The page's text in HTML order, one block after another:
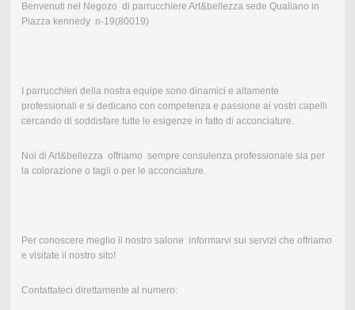
Benvenuti nel Negozo di parrucchiere Art&bellezza sede Qualiano in
Piazza kennedy n-19(80019)
I parrucchieri della nostra equipe sono dinamici e altamente
professionali e si dedicano con competenza e passione ai vostri capelli
cercando di soddisfare tutte le esigenze in fatto di acconciature.
Noi di Art&bellezza offriamo sempre consulenza professionale sia per
la colorazione o tagli o per le acconciature.
Per conoscere meglio il nostro salone informarvi sui servizi che offriamo
e visitate il nostro sito!
Contattateci direttamente al numero: